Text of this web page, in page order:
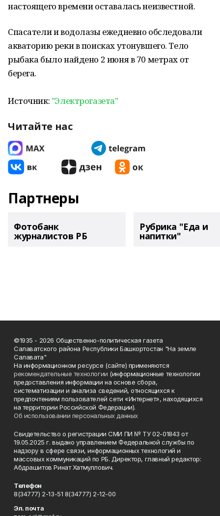
настоящего времени оставалась неизвестной.
Спасатели и водолазы ежедневно обследовали
акваторию реки в поисках утонувшего. Тело
рыбака было найдено 2 июня в 70 метрах от
берега.
Источник: "Электрогазета"
Читайте нас
Партнеры
Фотобанк
журналистов РБ
Рубрика "Еда и
напитки"
©1935 - 2026 Общественно-политическая газета
Салаватского района Республики Башкортостан "На земле
Салавата"
На информационном ресурсе (сайте) применяются
рекомендательные технологии (информационные технологии
предоставления информации на основе сбора,
систематизации и анализа сведений, относящихся к
предпочтениям пользователей сети «Интернет», находящихся
на территории Российской Федерации).
Об использовании персональных данных
Свидетельство о регистрации СМИ ПИ № ТУ 02-01843 от
19.05.2025 г. выдано управлением Федеральной службы по
надзору в сфере связи, информационных технологий и
массовых коммуникаций по РБ. Директор, главный редактор:
Абдрашитов Ринат Хатмуллович.
Телефон
8(34777) 2-13-51 8(34777) 2-12-00
Эл. почта